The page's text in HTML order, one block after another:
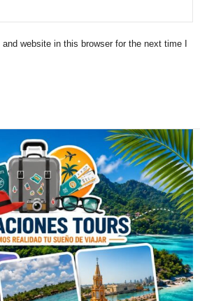
website in this browser for the next time I